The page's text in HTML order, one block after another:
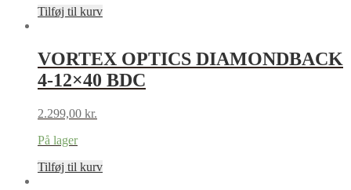
Tilføj til kurv
VORTEX OPTICS DIAMONDBACK
4-12×40 BDC
2.299,00 kr.
På lager
Tilføj til kurv